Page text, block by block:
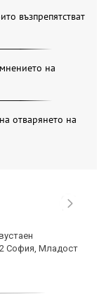
възпрепятстват
на
отварянето на
София, Младост